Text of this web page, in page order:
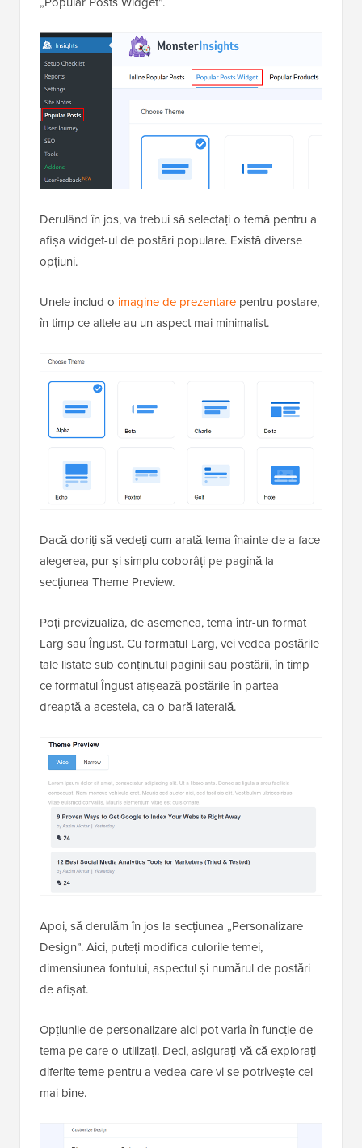
Derulând în jos, va trebui să selectați o temă pentru a
afișa widget-ul de postări populare. Există diverse
opțiuni.
Unele includ o imagine de prezentare pentru postare,
în timp ce altele au un aspect mai minimalist.
Dacă doriți să vedeți cum arată tema înainte de a face
alegerea, pur și simplu coborâți pe pagină la
secțiunea Theme Preview.
Poți previzualiza, de asemenea, tema într-un format
Larg sau Îngust. Cu formatul Larg, vei vedea postările
tale listate sub conținutul paginii sau postării, în timp
ce formatul Îngust afișează postările în partea
dreaptă a acesteia, ca o bară laterală.
Apoi, să derulăm în jos la secțiunea „Personalizare
Design”. Aici, puteți modifica culorile temei,
dimensiunea fontului, aspectul și numărul de postări
de afișat.
Opțiunile de personalizare aici pot varia în funcție de
tema pe care o utilizați. Deci, asigurați-vă că explorați
diferite teme pentru a vedea care vi se potrivește cel
mai bine.